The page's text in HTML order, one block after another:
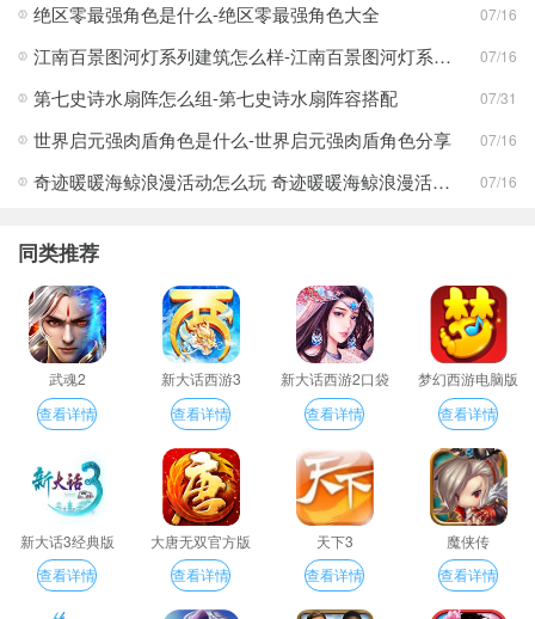
绝区零最强角色是什么-绝区零最强角色大全 07/16
江南百景图河灯系列建筑怎么样-江南百景图河灯系列建筑分享 07/16
第七史诗水扇阵怎么组-第七史诗水扇阵容搭配 07/31
世界启元强肉盾角色是什么-世界启元强肉盾角色分享 07/16
奇迹暖暖海鲸浪漫活动怎么玩 奇迹暖暖海鲸浪漫活动玩法一览 07/16
同类推荐
武魂2
查看详情
新大话西游3
查看详情
新大话西游2口袋
版
查看详情
梦幻西游电脑版
查看详情
新大话3经典版
查看详情
大唐无双官方版
查看详情
天下3
查看详情
魔侠传
查看详情